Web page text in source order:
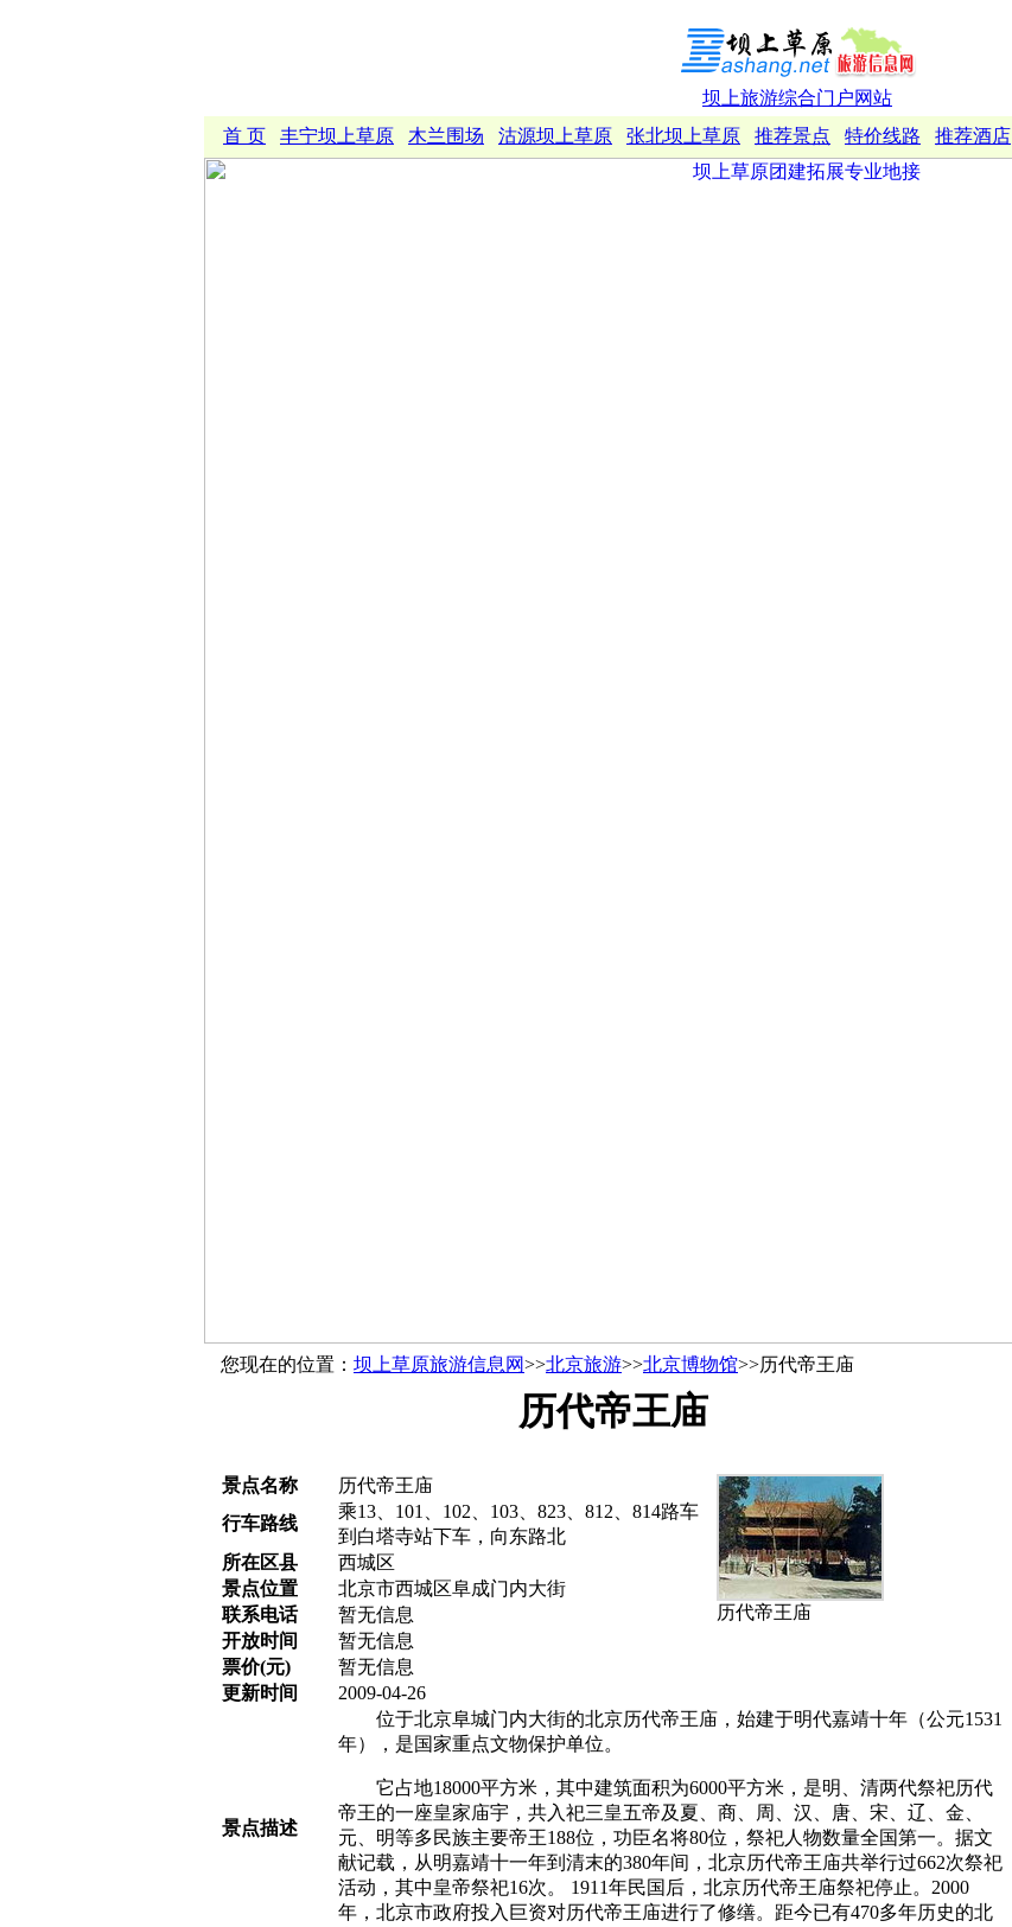
坝上旅游综合门户网站
首 页
丰宁坝上草原 木兰围场 沽源坝上草原 张北坝上草原 推荐景点 特价线路 推荐酒店
您现在的位置： 坝上草原旅游信息网>>北京旅游>>北京博物馆>>历代帝王庙
历代帝王庙
景点名称 历代帝王庙
历代帝王庙
行车路线
乘13、101、102、103、823、812、814路车
到白塔寺站下车，向东路北
所在区县
西城区
景点位置
北京市西城区阜成门内大街
联系电话
暂无信息
开放时间
暂无信息
票价(元)
暂无信息
更新时间
2009-04-26
景点描述
位于北京阜城门内大街的北京历代帝王庙，始建于明代嘉靖十年（公元1531
年），是国家重点文物保护单位。
它占地18000平方米，其中建筑面积为6000平方米，是明、清两代祭祀历代
帝王的一座皇家庙宇，共入祀三皇五帝及夏、商、周、汉、唐、宋、辽、金、
元、明等多民族主要帝王188位，功臣名将80位，祭祀人物数量全国第一。据文
献记载，从明嘉靖十一年到清末的380年间，北京历代帝王庙共举行过662次祭祀
活动，其中皇帝祭祀16次。 1911年民国后，北京历代帝王庙祭祀停止。2000
年，北京市政府投入巨资对历代帝王庙进行了修缮。距今已有470多年历史的北